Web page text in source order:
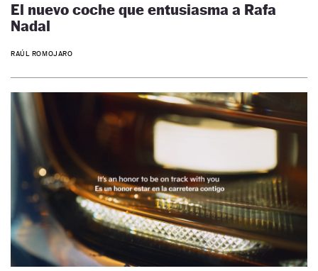
El nuevo coche que entusiasma a Rafa
Nadal
RAÚL ROMOJARO